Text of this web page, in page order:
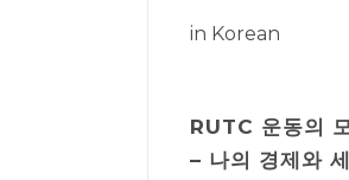
in Korean
RUTC 운동의
– 나의 경제와